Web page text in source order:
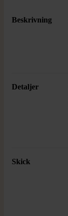
Beskrivning
Detaljer
Skick